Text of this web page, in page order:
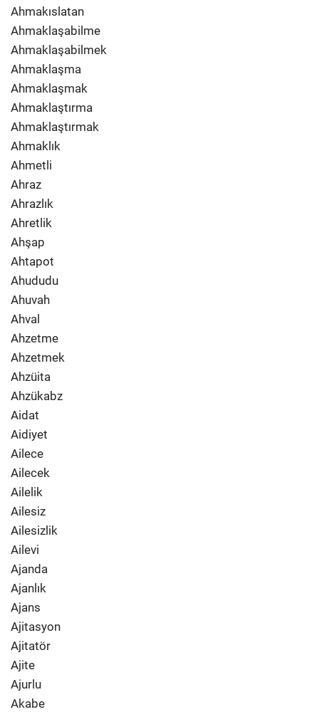
Ahmakıslatan
Ahmaklaşabilme
Ahmaklaşabilmek
Ahmaklaşma
Ahmaklaşmak
Ahmaklaştırma
Ahmaklaştırmak
Ahmaklık
Ahmetli
Ahraz
Ahrazlık
Ahretlik
Ahşap
Ahtapot
Ahududu
Ahuvah
Ahval
Ahzetme
Ahzetmek
Ahzüita
Ahzükabz
Aidat
Aidiyet
Ailece
Ailecek
Ailelik
Ailesiz
Ailesizlik
Ailevi
Ajanda
Ajanlık
Ajans
Ajitasyon
Ajitatör
Ajite
Ajurlu
Akabe